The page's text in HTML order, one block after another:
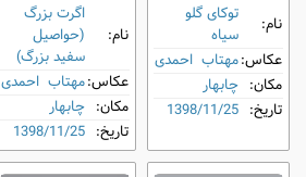
نام:
توکای گلو
سیاه
عکاس:مهتاب احمدی
مکان: چابهار
تاریخ: 1398/11/25
نام:
اگرت بزرگ
(حواصیل
سفید بزرگ)
عکاس:مهتاب احمدی
مکان: چابهار
تاریخ: 1398/11/25